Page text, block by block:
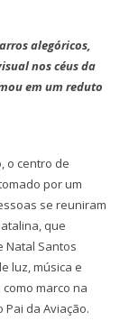
alegóricos,
nos céus da
em um reduto
o centro de
por um
se reuniram
que
Natal Santos
luz, música e
marco na
da Aviação.